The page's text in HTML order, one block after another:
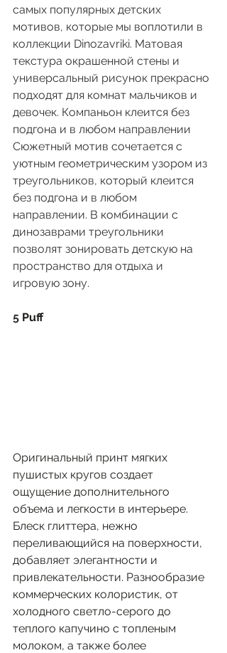
самых популярных детских
мотивов, которые мы воплотили в
коллекции Dinozavriki. Матовая
текстура окрашенной стены и
универсальный рисунок прекрасно
подходят для комнат мальчиков и
девочек. Компаньон клеится без
подгона и в любом направлении
Сюжетный мотив сочетается с
уютным геометрическим узором из
треугольников, который клеится
без подгона и в любом
направлении. В комбинации с
динозаврами треугольники
позволят зонировать детскую на
пространство для отдыха и
игровую зону.
5 Puff
Оригинальный принт мягких
пушистых кругов создает
ощущение дополнительного
объема и легкости в интерьере.
Блеск глиттера, нежно
переливающийся на поверхности,
добавляет элегантности и
привлекательности. Разнообразие
коммерческих колористик, от
холодного светло-серого до
теплого капучино с топленым
молоком, а также более